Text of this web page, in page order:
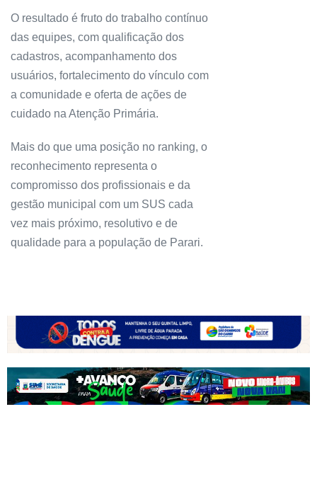
O resultado é fruto do trabalho contínuo
das equipes, com qualificação dos
cadastros, acompanhamento dos
usuários, fortalecimento do vínculo com
a comunidade e oferta de ações de
cuidado na Atenção Primária.
Mais do que uma posição no ranking, o
reconhecimento representa o
compromisso dos profissionais e da
gestão municipal com um SUS cada
vez mais próximo, resolutivo e de
qualidade para a população de Parari.